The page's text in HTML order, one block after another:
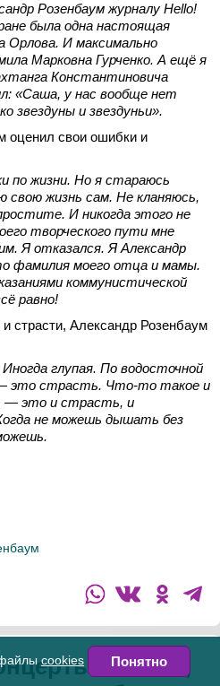
Розенбаум журналу Hello!
была одна настоящая
Орлова. И максимально
Марковна Гурченко. А ещё я
Константиновича
«Саша, у нас вообще нет
звездуны и звездуньи».
оценил свои ошибки и
по жизни. Но я стараюсь
свою жизнь сам. Не кланяюсь,
И никогда этого не
творческого пути мне
Я отказался. Я Александр
фамилия моего отца и мамы.
коммунистической
равно!
страсти, Александр Розенбаум
глупая. По водосточной
это страсть. Что‑то такое и
— это и страсть, и
не можешь дышать без
Билана,
файлыcookies Понятно